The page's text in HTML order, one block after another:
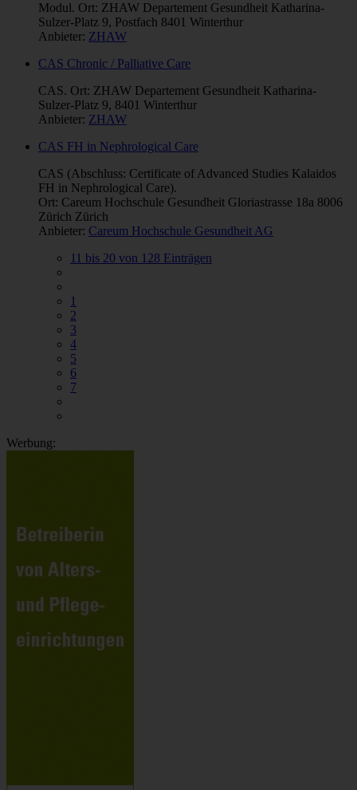
Modul. Ort: ZHAW Departement Gesundheit Katharina-
Sulzer-Platz 9, Postfach 8401 Winterthur
Anbieter: ZHAW
CAS Chronic / Palliative Care
CAS. Ort: ZHAW Departement Gesundheit Katharina-
Sulzer-Platz 9, 8401 Winterthur
Anbieter: ZHAW
CAS FH in Nephrological Care
CAS (Abschluss: Certificate of Advanced Studies Kalaidos
FH in Nephrological Care).
Ort: Careum Hochschule Gesundheit Gloriastrasse 18a 8006
Zürich Zürich
Anbieter: Careum Hochschule Gesundheit AG
11 bis 20 von 128 Einträgen
1
2
3
4
5
6
7
Werbung: